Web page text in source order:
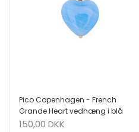
Pico Copenhagen - French
Grande Heart vedhæng i blå
Salgspris
150,00 DKK